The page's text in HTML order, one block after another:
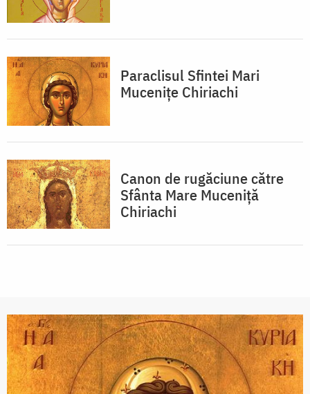
Paraclisul Sfintei Mari
Mucenițe Chiriachi
Canon de rugăciune către
Sfânta Mare Muceniţă
Chiriachi